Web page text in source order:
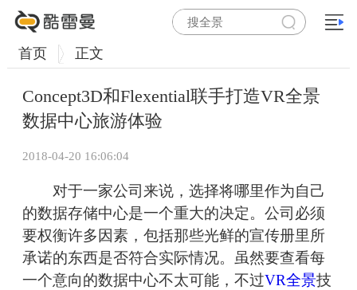
首页 正文
Concept3D和Flexential联手打造VR全景
数据中心旅游体验
2018-04-20 16:06:04
对于一家公司来说，选择将哪里作为自己
的数据存储中心是一个重大的决定。公司必须
要权衡许多因素，包括那些光鲜的宣传册里所
承诺的东西是否符合实际情况。虽然要查看每
一个意向的数据中心不太可能，不过VR全景技